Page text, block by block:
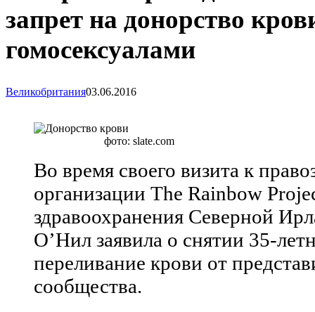
запрет на донорство
гомосексуалами
Великобритания03.06.2016
фото: slate.com
Во время своего визита к
организации The Rainbow
здравоохранения Северной
О’Нил заявила о снятии 35-
переливание крови от
сообщества.